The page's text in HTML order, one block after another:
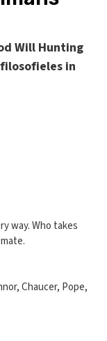
Will Hunting
in
way. Who takes
Chaucer, Pope,